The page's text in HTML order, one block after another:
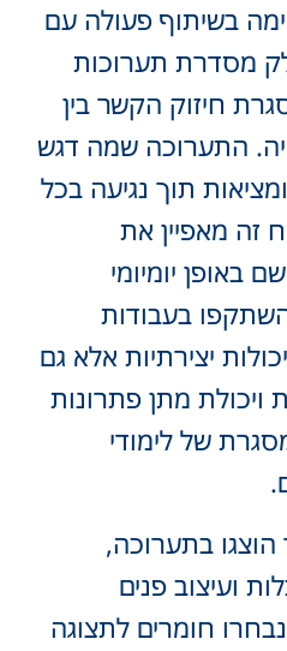
בשיתוף פעולה עם
מסדרת תערוכות
חיזוק הקשר בין
התערוכה שמה דגש
תוך נגיעה בכל
זה מאפיין את
באופן יומיומי
בעבודות
יצירתיות אלא גם
ויכולת מתן פתרונות
של לימודי
בתערוכה,
ועיצוב פנים
חומרים לתצוגה